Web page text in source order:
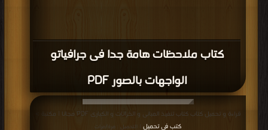
كتاب ملاحظات هامة جدا فى جرافياتو
الواجهات بالصور PDF
قراءة و تحميل كتاب كتاب تنفيذ المبانى و الخزانات و الكبارى PDF مجانا | مكتبة >
كتب في تحميل
| التحميل : مرة/مرات